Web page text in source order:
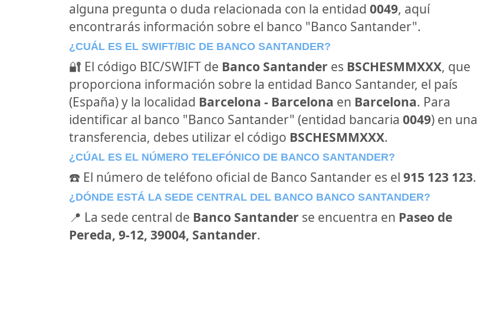
alguna pregunta o duda relacionada con la entidad 0049, aquí
encontrarás información sobre el banco "Banco Santander".
¿CUÁL ES EL SWIFT/BIC DE BANCO SANTANDER?
🔐 El código BIC/SWIFT de Banco Santander es BSCHESMMXXX, que
proporciona información sobre la entidad Banco Santander, el país
(España) y la localidad Barcelona - Barcelona en Barcelona. Para
identificar al banco "Banco Santander" (entidad bancaria 0049) en una
transferencia, debes utilizar el código BSCHESMMXXX.
¿CÚAL ES EL NÚMERO TELEFÓNICO DE BANCO SANTANDER?
☎️ El número de teléfono oficial de Banco Santander es el 915 123 123.
¿DÓNDE ESTÁ LA SEDE CENTRAL DEL BANCO BANCO SANTANDER?
📍 La sede central de Banco Santander se encuentra en Paseo de
Pereda, 9-12, 39004, Santander.